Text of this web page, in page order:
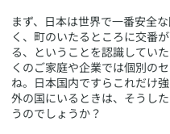
まず、日本は世界で一番安全
く、町のいたるところに交番
る、ということを認識してい
くのご家庭や企業では個別の
ね。日本国内ですらこれだけ
外の国にいるときは、そうし
うのでしょうか？